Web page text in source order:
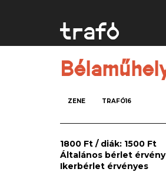
ZENE TRAFÓ16
1800 Ft / diák: 1500 Ft
Általános bérlet
Ikerbérlet érvényes